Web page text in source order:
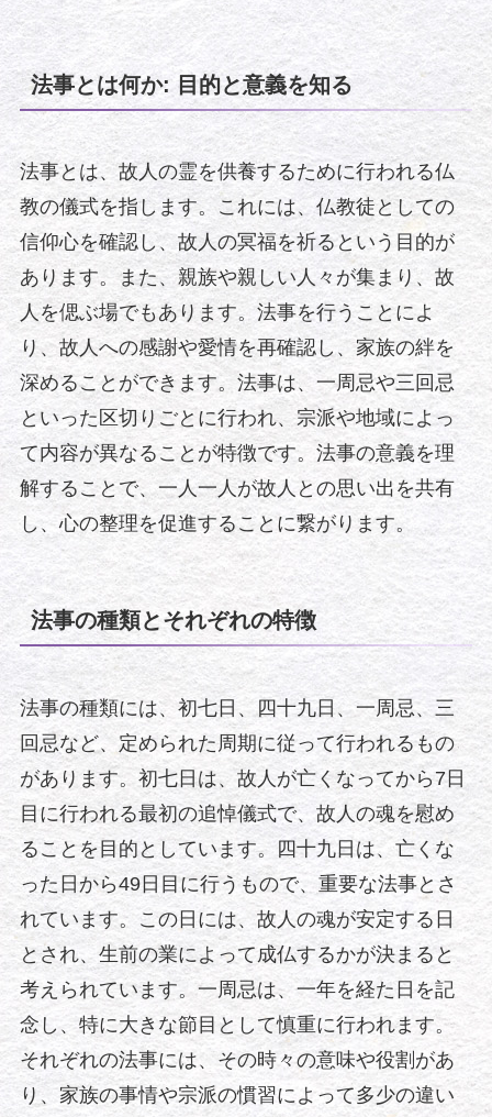
法事とは何か: 目的と意義を知る
法事とは、故人の霊を供養するために行われる仏
教の儀式を指します。これには、仏教徒としての
信仰心を確認し、故人の冥福を祈るという目的が
あります。また、親族や親しい人々が集まり、故
人を偲ぶ場でもあります。法事を行うことによ
り、故人への感謝や愛情を再確認し、家族の絆を
深めることができます。法事は、一周忌や三回忌
といった区切りごとに行われ、宗派や地域によっ
て内容が異なることが特徴です。法事の意義を理
解することで、一人一人が故人との思い出を共有
し、心の整理を促進することに繋がります。
法事の種類とそれぞれの特徴
法事の種類には、初七日、四十九日、一周忌、三
回忌など、定められた周期に従って行われるもの
があります。初七日は、故人が亡くなってから7日
目に行われる最初の追悼儀式で、故人の魂を慰め
ることを目的としています。四十九日は、亡くな
った日から49日目に行うもので、重要な法事とさ
れています。この日には、故人の魂が安定する日
とされ、生前の業によって成仏するかが決まると
考えられています。一周忌は、一年を経た日を記
念し、特に大きな節目として慎重に行われます。
それぞれの法事には、その時々の意味や役割があ
り、家族の事情や宗派の慣習によって多少の違い